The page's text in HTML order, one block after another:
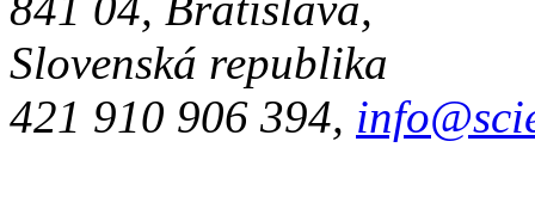
Slovenská republika
421 910 906 394,